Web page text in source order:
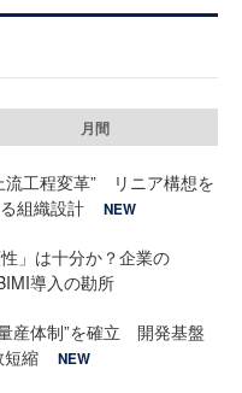
月間
流工程変革” リニア構想を
組織設計
NEW
」は十分か？企業の
導入の勘所
産体制”を確立 開発基盤
短縮
NEW